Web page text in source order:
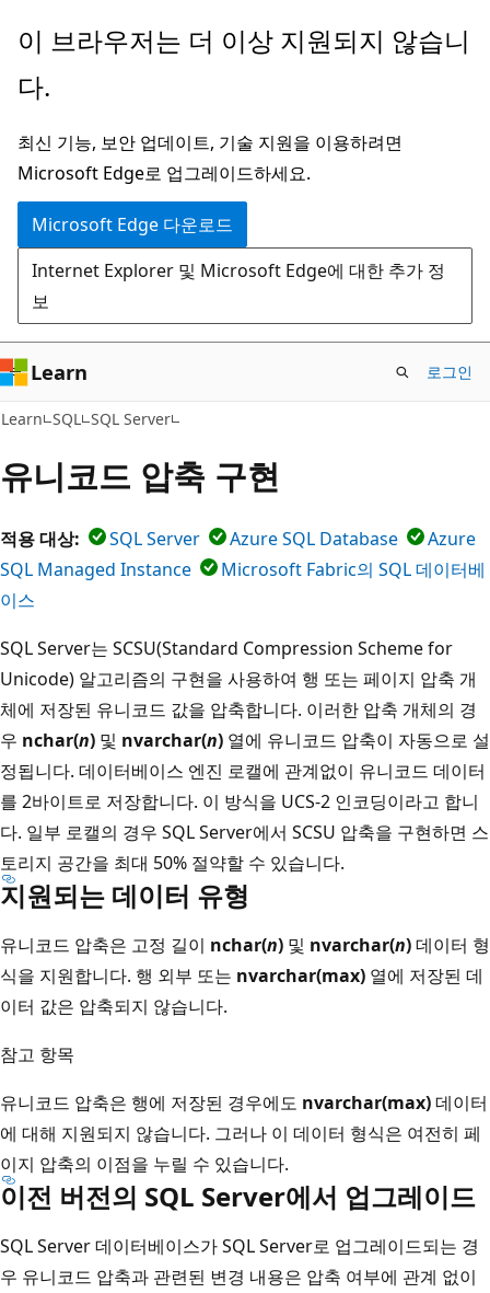
주
콘
츠
로
건
너
뛰
기
이 브라우저는 더 이상 지원되지 않습니
다.
최신 기능, 보안 업데이트, 기술 지원을 이용하려면
Microsoft Edge로 업그레이드하세요.
Microsoft Edge 다운로드
Internet Explorer 및 Microsoft Edge에 대한 추가 정
보
Learn 로그인
Learn SQL SQL Server
유니코드 압축 구현
적용 대상: SQL Server Azure SQL Database
Azure
SQL Managed Instance
Microsoft Fabric의 SQL 데이터베
이스
SQL Server는 SCSU(Standard Compression Scheme for
Unicode) 알고리즘의 구현을 사용하여 행 또는 페이지 압축 개
체에 저장된 유니코드 값을 압축합니다. 이러한 압축 개체의 경
우 nchar(n) 및 nvarchar(n) 열에 유니코드 압축이 자동으로 설
정됩니다. 데이터베이스 엔진 로캘에 관계없이 유니코드 데이터
를 2바이트로 저장합니다. 이 방식을 UCS-2 인코딩이라고 합니
다. 일부 로캘의 경우 SQL Server에서 SCSU 압축을 구현하면 스
토리지 공간을 최대 50% 절약할 수 있습니다.
지원되는 데이터 유형
유니코드 압축은 고정 길이 nchar(n) 및 nvarchar(n)데이터 형
식을 지원합니다. 행 외부 또는 nvarchar(max) 열에 저장된 데
이터 값은 압축되지 않습니다.
참고 항목
유니코드 압축은 행에 저장된 경우에도 nvarchar(max)데이터
에 대해 지원되지 않습니다. 그러나 이 데이터 형식은 여전히 페
이지 압축의 이점을 누릴 수 있습니다.
이전 버전의 SQL Server에서 업그레이드
SQL Server 데이터베이스가 SQL Server로 업그레이드되는 경
우 유니코드 압축과 관련된 변경 내용은 압축 여부에 관계 없이